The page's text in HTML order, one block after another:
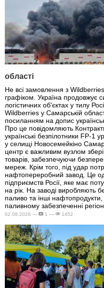
області
Не всі замовлення з
графіком. Україна продовжує
логістичних об'єктах у тилу
Wildberries у Самарській
посиланням на допис
Про це повідомляють
українські безпілотники FP-1
у селищі Новосемейкіно
центр є важливим вузлом
товарів, забезпечуючи
мереж. Крім того, під удар
нафтопереробний завод. Це
підприємств Росії, яке має
на рік. На заводі виробляють
паливо та інші
паливному забезпеченні
02.08.2026 — 1 — 1452